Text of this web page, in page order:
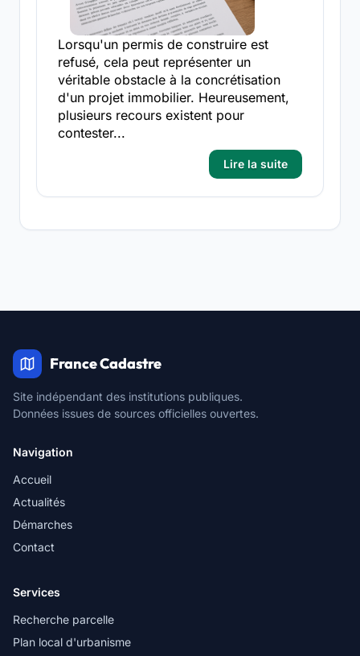
Lorsqu'un permis de construire est
refusé, cela peut représenter un
véritable obstacle à la concrétisation
d'un projet immobilier. Heureusement,
plusieurs recours existent pour
contester...
Lire la suite
France Cadastre
Site indépendant des institutions publiques.
Données issues de sources officielles ouvertes.
Navigation
Accueil
Actualités
Démarches
Contact
Services
Recherche parcelle
Plan local d'urbanisme